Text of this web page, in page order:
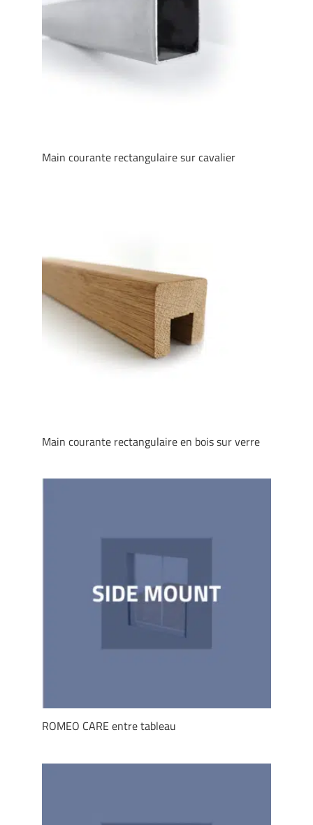
Main courante rectangulaire sur cavalier
Main courante rectangulaire en bois sur verre
ROMEO CARE entre tableau